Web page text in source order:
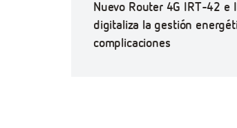
Nuevo Router 4G IRT-42 e
digitaliza la gestión
complicaciones